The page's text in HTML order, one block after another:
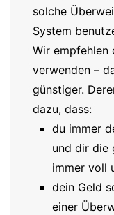
solche
System
Wir empfehlen
verwenden –
günstiger.
dazu, dass:
du immer
und dir die
immer voll
dein Geld
einer